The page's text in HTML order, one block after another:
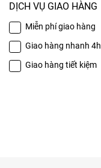
DỊCH VỤ GIAO HÀNG
Miễn phí giao hàng
Giao hàng nhanh 4h
Giao hàng tiết kiệm